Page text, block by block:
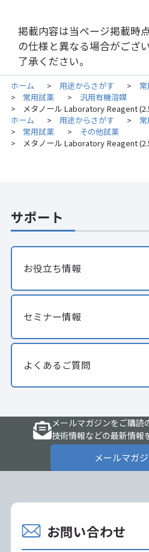
掲載内容は当ページ掲載時
の仕様と異なる場合がござ
了承ください。
ホーム > 用途からさがす >
> 常用試薬 > 汎用有機溶媒
>
メタノール Laboratory Reagent
ホーム
> 用途からさがす >
> 常用試薬 > その他試薬
> メタノール Laboratory Reagent
サポート
お役立ち情報
セミナー情報
よくあるご質問
メールマガジンをご購読
技術情報などの最新情報
メールマガ
お問い合わせ